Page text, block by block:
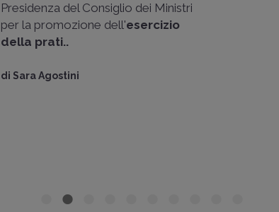
Presidenza del Consiglio dei Ministri
per la promozione dell'esercizio
della prati..
di Sara Agostini